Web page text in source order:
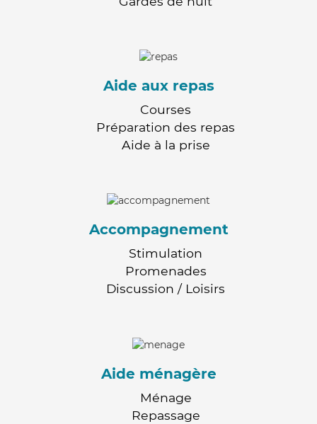
Aide aux repas
Courses
Préparation des repas
Aide à la prise
Accompagnement
Stimulation
Promenades
Discussion / Loisirs
Aide ménagère
Ménage
Repassage